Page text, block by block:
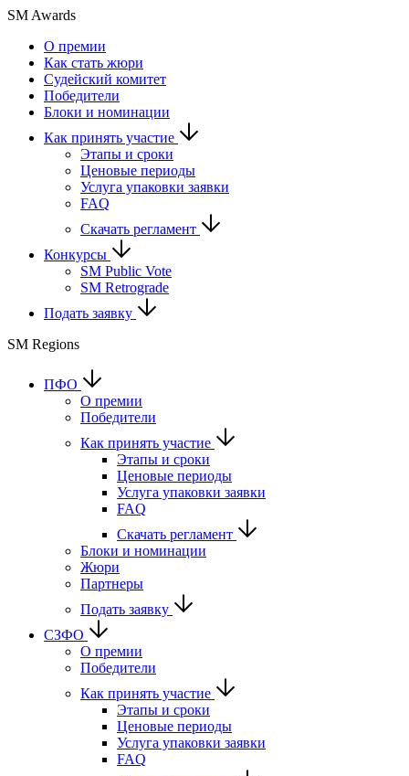
SM Awards
О премии
Как стать жюри
Судейский комитет
Победители
Блоки и номинации
Как принять участие
Этапы и сроки
Ценовые периоды
Услуга упаковки заявки
FAQ
Скачать регламент
Конкурсы
SM Public Vote
SM Retrograde
Подать заявку
SM Regions
ПФО
О премии
Победители
Как принять участие
Этапы и сроки
Ценовые периоды
Услуга упаковки заявки
FAQ
Скачать регламент
Блоки и номинации
Жюри
Партнеры
Подать заявку
СЗФО
О премии
Победители
Как принять участие
Этапы и сроки
Ценовые периоды
Услуга упаковки заявки
FAQ